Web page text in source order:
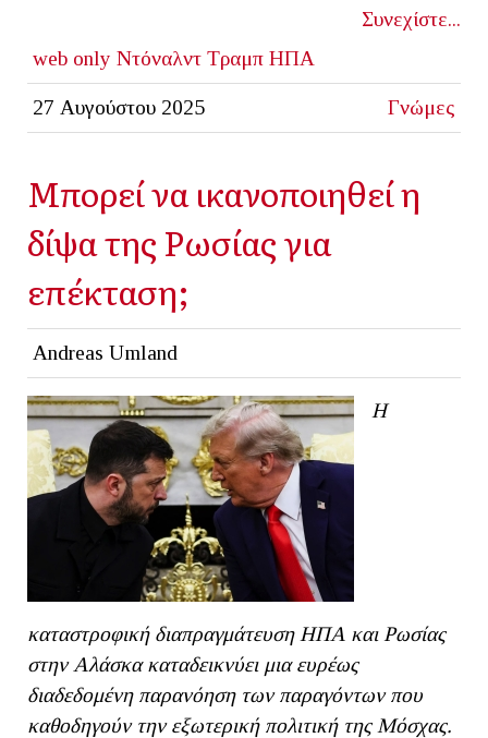
Συνεχίστε...
web only Ντόναλντ Τραμπ ΗΠΑ
27 Αυγούστου 2025 Γνώμες
Μπορεί να ικανοποιηθεί η
δίψα της Ρωσίας για
επέκταση;
Andreas Umland
Η
καταστροφική διαπραγμάτευση ΗΠΑ και Ρωσίας
στην Αλάσκα καταδεικνύει μια ευρέως
διαδεδομένη παρανόηση των παραγόντων που
καθοδηγούν την εξωτερική πολιτική της Μόσχας.